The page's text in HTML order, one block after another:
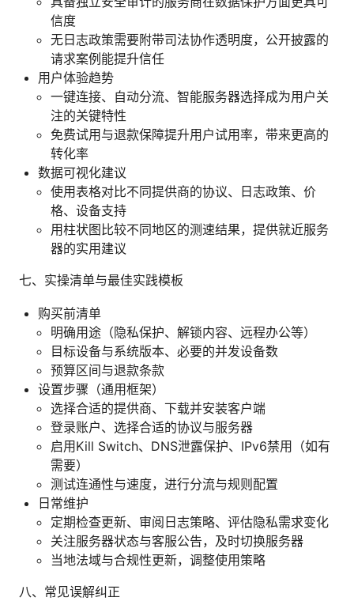
信度
无日志政策需要附带司法协作透明度，公开披露的
请求案例能提升信任
用户体验趋势
一键连接、自动分流、智能服务器选择成为用户关
注的关键特性
免费试用与退款保障提升用户试用率，带来更高的
转化率
数据可视化建议
使用表格对比不同提供商的协议、日志政策、价
格、设备支持
用柱状图比较不同地区的测速结果，提供就近服务
器的实用建议
七、实操清单与最佳实践模板
购买前清单
明确用途（隐私保护、解锁内容、远程办公等）
目标设备与系统版本、必要的并发设备数
预算区间与退款条款
设置步骤（通用框架）
选择合适的提供商、下载并安装客户端
登录账户、选择合适的协议与服务器
启用Kill Switch、DNS泄露保护、IPv6禁用（如有
需要）
测试连通性与速度，进行分流与规则配置
日常维护
定期检查更新、审阅日志策略、评估隐私需求变化
关注服务器状态与客服公告，及时切换服务器
当地法域与合规性更新，调整使用策略
八、常见误解纠正